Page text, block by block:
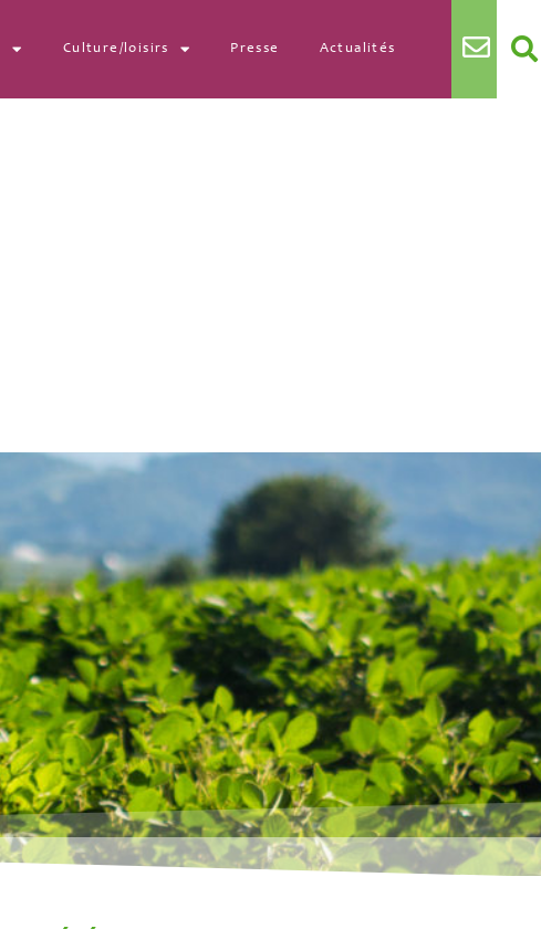
Culture/loisirs Presse Actualités